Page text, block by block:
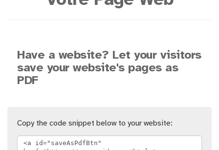
Have a website? Let your visitors
save your website's pages as
PDF
Copy the code snippet below to your website: